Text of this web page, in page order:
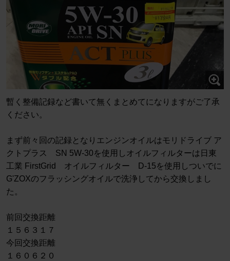
暫く整備記録など書いて無くまとめてになりますがご了承
ください。
まず前々回の記録となりエンジンオイルはモリドライブ ア
クトプラス SN 5W-30を使用しオイルフィルターは日東
工業 FirstGrid オイルフィルター D-15を使用しついでに
G'ZOXのフラッシングオイルで洗浄してから交換しまし
た。
前回交換距離
１５６３１７
今回交換距離
１６０６２０